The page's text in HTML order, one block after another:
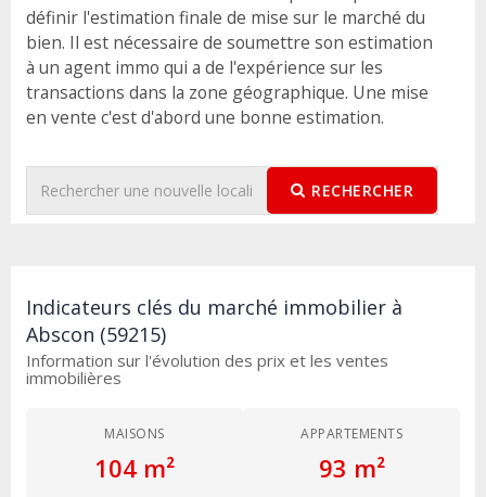
définir l'estimation finale de mise sur le marché du
bien. Il est nécessaire de soumettre son estimation
à un agent immo qui a de l'expérience sur les
transactions dans la zone géographique. Une mise
en vente c'est d'abord une bonne estimation.
RECHERCHER
Indicateurs clés du marché immobilier à
Abscon (59215)
Information sur l'évolution des prix et les ventes
immobilières
MAISONS
104 m²
APPARTEMENTS
93 m²